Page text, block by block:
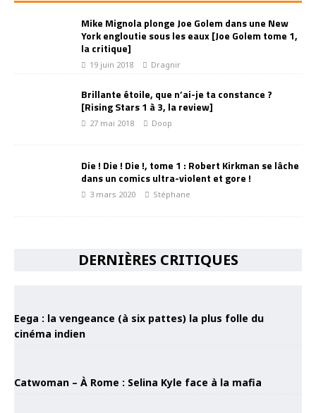
Mike Mignola plonge Joe Golem dans une New
York engloutie sous les eaux [Joe Golem tome 1,
la critique]
19 juin 2018 Dragnir
Brillante étoile, que n’ai-je ta constance ?
[Rising Stars 1 à 3, la review]
27 mai 2018 Doop
Die ! Die ! Die !, tome 1 : Robert Kirkman se lâche
dans un comics ultra-violent et gore !
3 mars 2020 Stéphane
DERNIÈRES CRITIQUES
Eega : la vengeance (à six pattes) la plus folle du
cinéma indien
Catwoman – À Rome : Selina Kyle face à la mafia